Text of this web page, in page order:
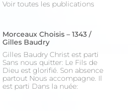
Voir toutes les publications
Morceaux Choisis – 1343 /
Gilles Baudry
Gilles Baudry Christ est parti
Sans nous quitter: Le Fils de
Dieu est glorifié. Son absence
partout Nous accompagne. Il
est parti Dans la nuée: